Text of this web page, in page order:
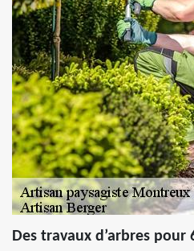
Des travaux d’arbres pour